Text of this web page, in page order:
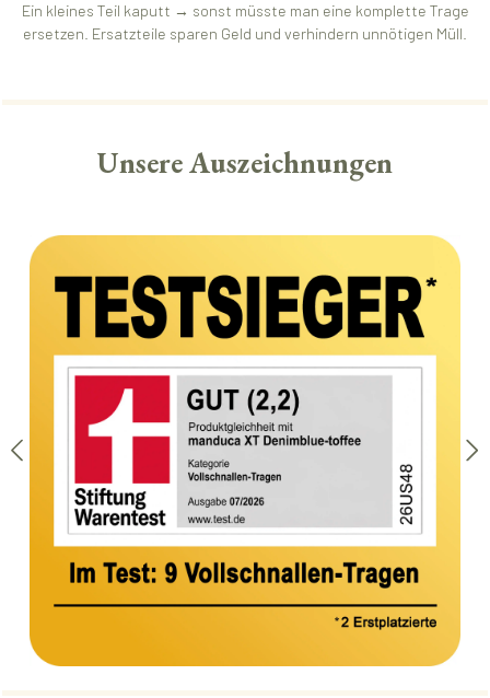
Ein kleines Teil kaputt → sonst müsste man eine komplette Trage
ersetzen. Ersatzteile sparen Geld und verhindern unnötigen Müll.
Unsere Auszeichnungen
Bildergalerie überspringen